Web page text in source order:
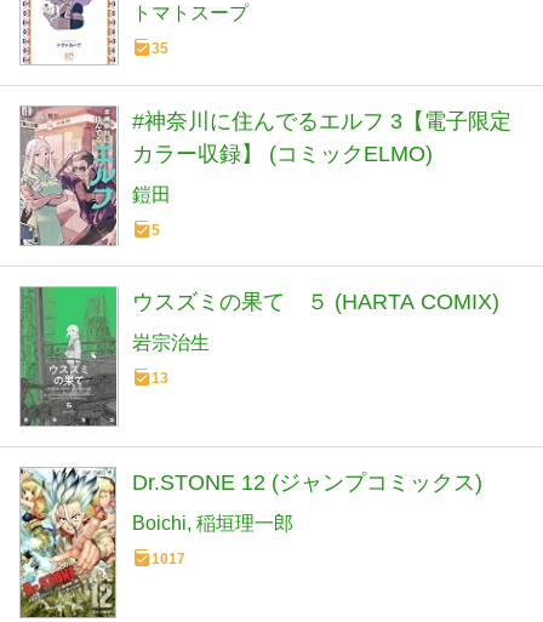
トマトスープ
35
#神奈川に住んでるエルフ 3【電子限定
カラー収録】 (コミックELMO)
鎧田
5
ウスズミの果て ５ (HARTA COMIX)
岩宗治生
13
Dr.STONE 12 (ジャンプコミックス)
Boichi 稲垣理一郎
1017